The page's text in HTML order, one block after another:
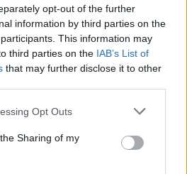
opt-out of the further
information by third parties on the
This information may
third parties on the IAB’s List of
that may further disclose it to other
Opt Outs
Sharing of my
μας είναι
μπαμπά.».
τι
να ασελγήσει σε